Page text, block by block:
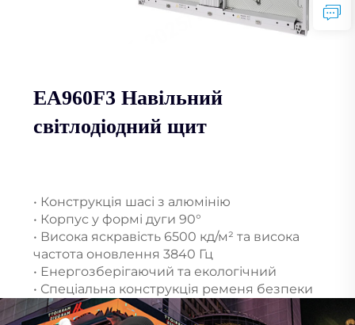
EA960F3 Навільний
світлодіодний щит
• Конструкція шасі з алюмінію
• Корпус у формі дуги 90°
• Висока яскравість 6500 кд/м² та висока
частота оновлення 3840 Гц
• Енергозберігаючий та екологічний
• Спеціальна конструкція ременя безпеки